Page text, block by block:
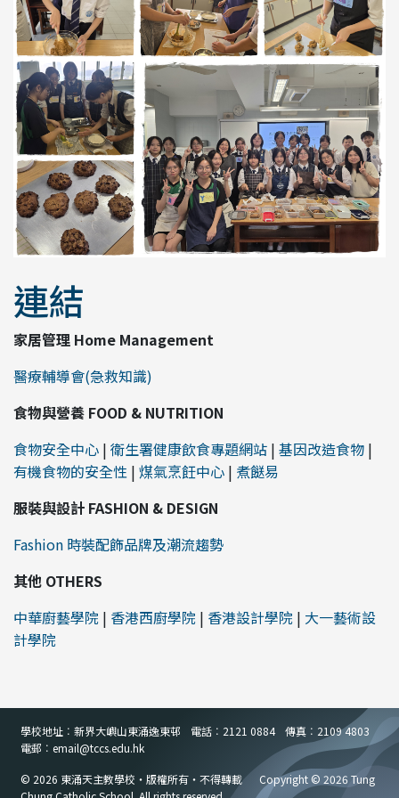
連結
家居管理 Home Management
醫療輔導會(急救知識)
食物與營養 FOOD & NUTRITION
食物安全中心 | 衛生署健康飲食專題網站 | 基因改造食物 |
有機食物的安全性 | 煤氣烹飪中心 | 煮餸易
服裝與設計 FASHION & DESIGN
Fashion 時裝配飾品牌及潮流趨勢
其他 OTHERS
中華廚藝學院 | 香港西廚學院 | 香港設計學院 | 大一藝術設
計學院
學校地址︰新界大嶼山東涌逸東邨 電話︰2121 0884
傳真︰2109 4803
電郵︰email@tccs.edu.hk
© 2026 東涌天主教學校・版權所有・不得轉載
Copyright © 2026 Tung